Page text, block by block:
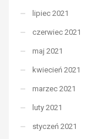
lipiec 2021
czerwiec 2021
maj 2021
kwiecień 2021
marzec 2021
luty 2021
styczeń 2021